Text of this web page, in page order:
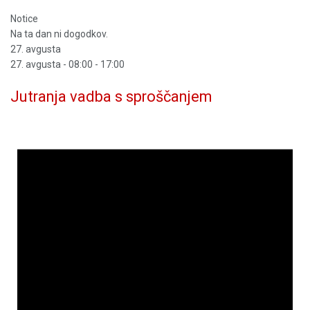
Notice
Na ta dan ni dogodkov.
27. avgusta
27. avgusta - 08:00 - 17:00
Jutranja vadba s sproščanjem